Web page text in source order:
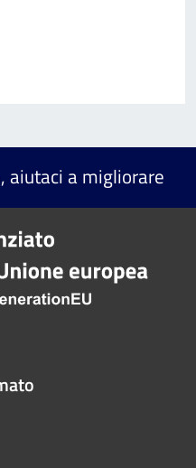
aiutaci a migliorare